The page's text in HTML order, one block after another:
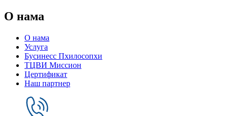
О нама
О нама
Услуга
Бусинесс Пхилосопхи
ТЦВИ Миссион
Цертификат
Наш партнер